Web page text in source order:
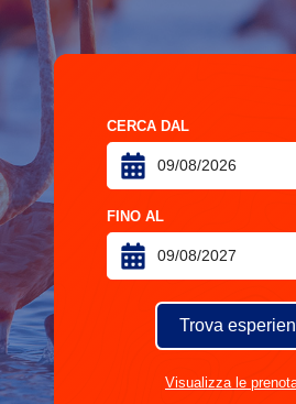
CERCA DAL
FINO AL
Trova
Visualizza le